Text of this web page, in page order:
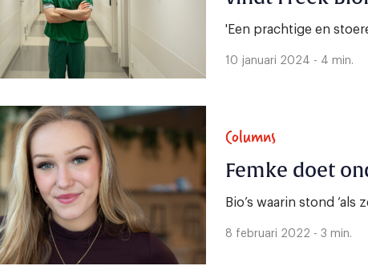
'Een prachtige en
10 januari 2024 - 4 min.
Columns
Femke doet
Bio’s waarin stond ‘als
8 februari 2022 - 3 min.